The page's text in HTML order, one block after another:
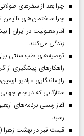
چرا بعد از سفرهای
چرا ساختمان‌های
زندگی می‌کنند
توصیه‌های طب سنتی
راهکارهای پیشگیری از
راز ماندگاری «رادیو
ستارگانی که در جام جهانی ۲۰۲۶ بازی نکردند
رسید